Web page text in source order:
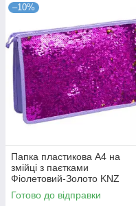
–10%
Папка пластикова А4 на
змійці з паєтками
Фіолетовий-Золото KNZ
Готово до відправки